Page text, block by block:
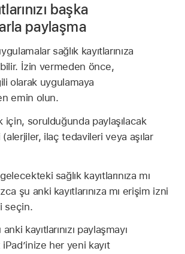
başka
paylaşma
sağlık kayıtlarınıza
İzin vermeden önce,
olarak uygulamaya
emin olun.
için, sorulduğunda paylaşılacak
ilaç tedavileri veya aşılar
sağlık kayıtlarınıza mı
şu anki kayıtlarınıza mı erişim izni
seçin.
kayıtlarınızı paylaşmayı
her yeni kayıt